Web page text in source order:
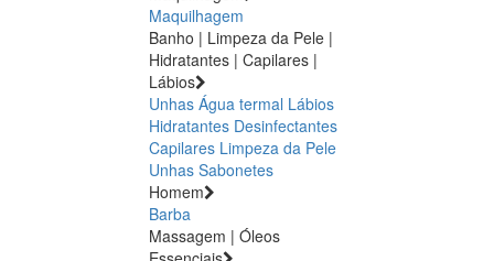
Maquilhagem
Banho | Limpeza da Pele |
Hidratantes | Capilares |
Lábios
Unhas Água termal Lábios
Hidratantes Desinfectantes
Capilares Limpeza da Pele
Unhas Sabonetes
Homem
Barba
Massagem | Óleos